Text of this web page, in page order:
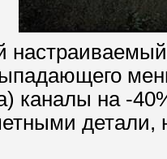
каналы на -